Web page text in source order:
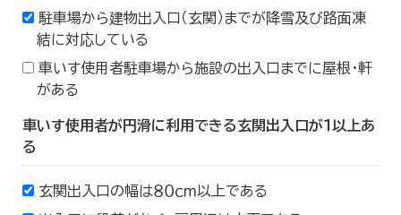
駐車場から建物出入口（玄関）までが降雪及び路面凍
結に対応している
車いす使用者駐車場から施設の出入口までに屋根・軒
がある
車いす使用者が円滑に利用できる玄関出入口が１以上あ
る
玄関出入口の幅は８０ｃｍ以上である